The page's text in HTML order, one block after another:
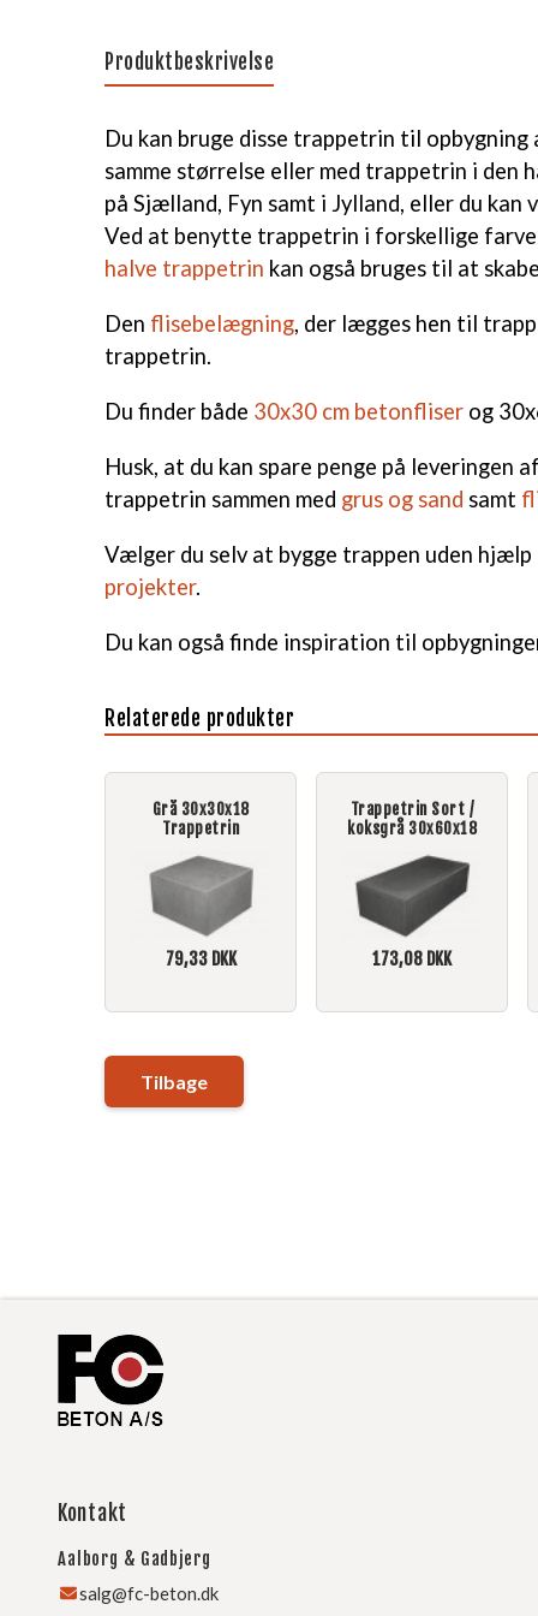
Produktbeskrivelse
Du kan bruge disse trappetrin til
samme størrelse eller med trappetrin i den
på Sjælland, Fyn samt i Jylland, eller du
Ved at benytte trappetrin i forskellige
halve trappetrin kan også bruges til at
Den flisebelægning, der lægges hen til
trappetrin.
Du finder både 30x30 cm betonfliser og
Husk, at du kan spare penge på
trappetrin sammen med grus og sand samt
Vælger du selv at bygge trappen uden
projekter.
Du kan også finde inspiration til
Relaterede produkter
Grå 30x30x18
Trappetrin
79,33DKK
Trappetrin Sort /
koksgrå 30x60x18
173,08 DKK
Tilbage
Kontakt
Aalborg & Gadbjerg
salg@fc-beton.dk